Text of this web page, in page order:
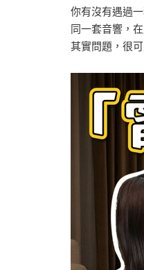
你有沒有遇過
同一套音響，
其實問題，很